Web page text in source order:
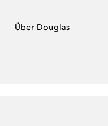
Über Douglas